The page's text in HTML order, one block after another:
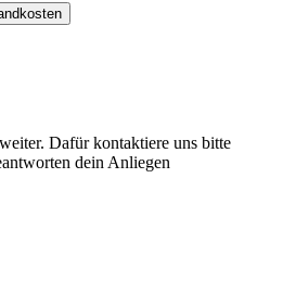
Dafür kontaktiere uns bitte
dein Anliegen